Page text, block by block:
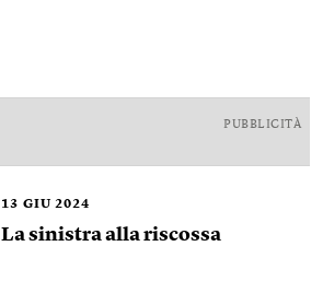
PUBBLICITÀ
13 GIU 2024
La sinistra alla riscossa